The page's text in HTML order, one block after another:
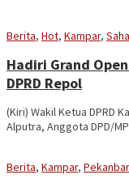
Berita, Hot, Kampar,
Hadiri Grand
DPRD Repol
(Kiri) Wakil Ketua DPRD
Alputra, Anggota DPD/
Berita, Kampar,